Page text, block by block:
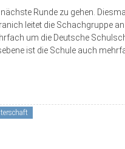
Runde zu gehen.
leitet die Schachgruppe
um die Deutsche
ist die Schule auch